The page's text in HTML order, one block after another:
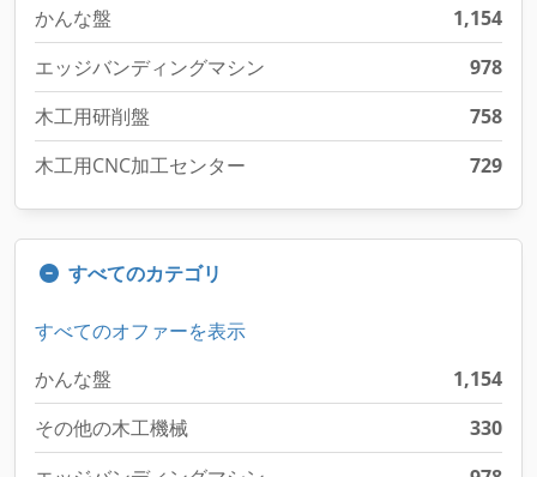
かんな盤
1,154
エッジバンディングマシン
978
木工用研削盤
758
木工用CNC加工センター
729
すべてのカテゴリ
すべてのオファーを表示
かんな盤
1,154
その他の木工機械
330